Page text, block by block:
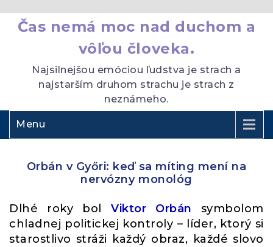
Čas nemá moc nad duchom a
vôľou človeka.
Najsilnejšou emóciou ľudstva je strach a
najstarším druhom strachu je strach z
neznámeho.
Menu
Orbán v Győri: keď sa míting mení na
nervózny monológ
Dlhé roky bolViktor Orbán symbolom
chladnej politickej kontroly – líder, ktorý si
starostlivo stráži každý obraz, každé slovo